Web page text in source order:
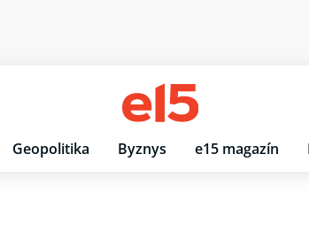
Geopolitika Byznys e15 magazín